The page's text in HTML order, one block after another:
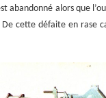
abandonné alors que
cette défaite en rase